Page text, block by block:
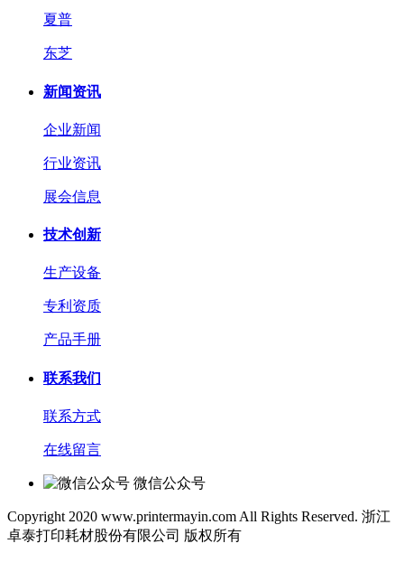
夏普
东芝
新闻资讯
企业新闻
行业资讯
展会信息
技术创新
生产设备
专利资质
产品手册
联系我们
联系方式
在线留言
微信公众号
Copyright 2020 www.printermayin.com All Rights Reserved. 浙江
卓泰打印耗材股份有限公司 版权所有